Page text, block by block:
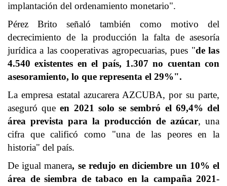
implantación del ordenamiento monetario".
Pérez Brito señaló también como motivo del
decrecimiento de la producción la falta de asesoría
jurídica a las cooperativas agropecuarias, pues "de las
4.540 existentes en el país, 1.307 no cuentan con
asesoramiento, lo que representa el 29%".
La empresa estatal azucareraAZCUBA, por su parte,
aseguró queen 2021 solo se sembró el 69,4% del
área prevista para la producción de azúcar, una
cifra que calificó como "una de las peores en la
historia" del país.
De igual manera, se redujo en diciembre un 10% el
área de siembra de tabaco en la campaña 2021-